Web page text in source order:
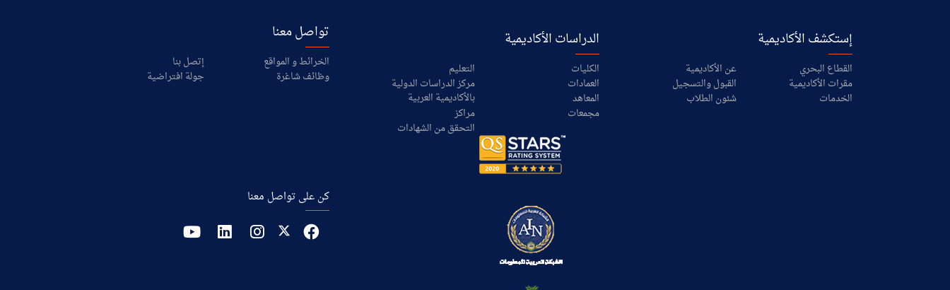
إستكشف الأكاديمية
عن الأكاديمية
القطاع البحري
القبول والتسجيل
مقرات الأكاديمية
شئون الطلاب
الخدمات
الدراسات الأكاديمية
التعليم
الكليات
مركز الدراسات الدولية
بالأكاديمية العربية
العمادات
المعاهد
مراكز
مجمعات
التحقق من الشهادات
تواصل معنا
إتصل بنا
الخرائط و المواقع
جولة افتراضية
وظائف شاغرة
كن على تواصل معنا